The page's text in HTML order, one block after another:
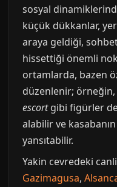
sosyal
küçük dükkanlar,
araya geldiği,
hissettiği önemli
ortamlarda, bazen
düzenlenir;
escortgibi figürler de
alabilir ve
yansıtabilir.
Yakin cevredeki
Gazimagusa,